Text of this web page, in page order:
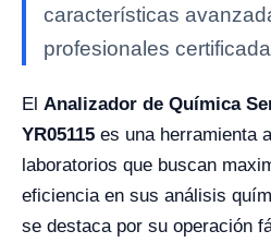
características
profesionales
El Analizador de Química
YR05115 es una herramienta
laboratorios que buscan
eficiencia en sus análisis
se destaca por su operación